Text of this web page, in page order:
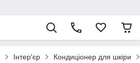
Інтер'єр Кондиціонер для шкіри